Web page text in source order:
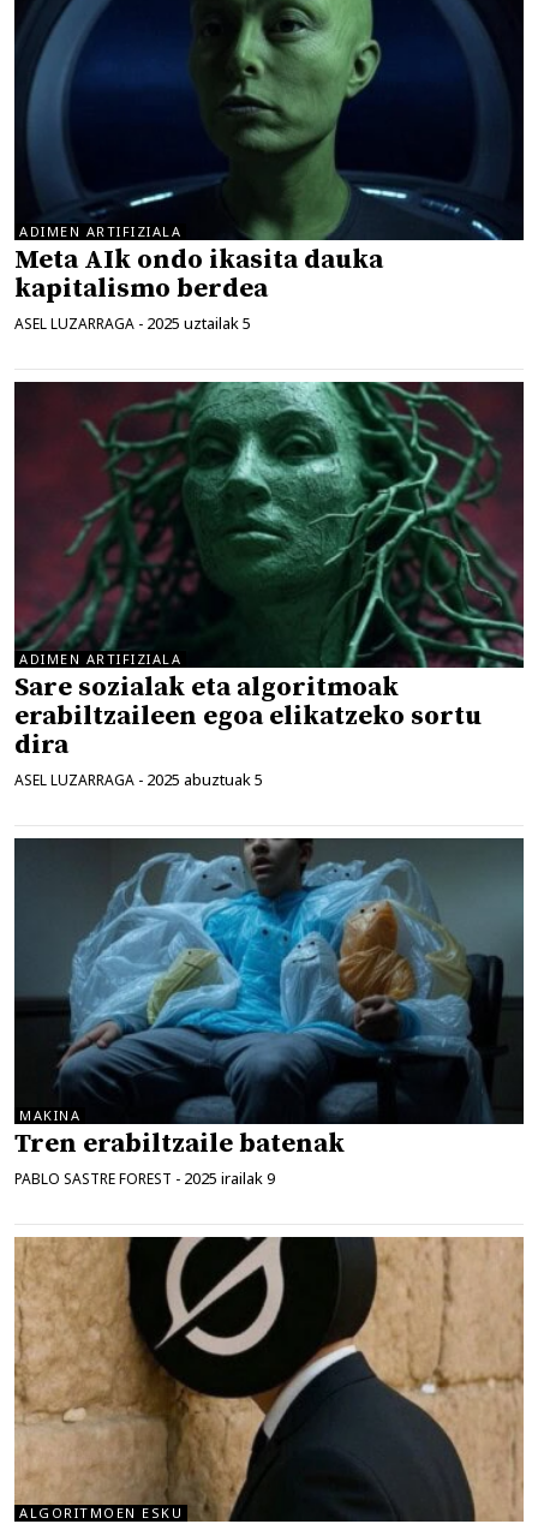
ADIMEN ARTIFIZIALA
Meta AIk ondo ikasita dauka
kapitalismo berdea
ASEL LUZARRAGA - 2025 uztailak 5
ADIMEN ARTIFIZIALA
Sare sozialak eta algoritmoak
erabiltzaileen egoa elikatzeko sortu
dira
ASEL LUZARRAGA - 2025 abuztuak 5
MAKINA
Tren erabiltzaile batenak
PABLO SASTRE FOREST - 2025 irailak 9
ALGORITMOEN ESKU